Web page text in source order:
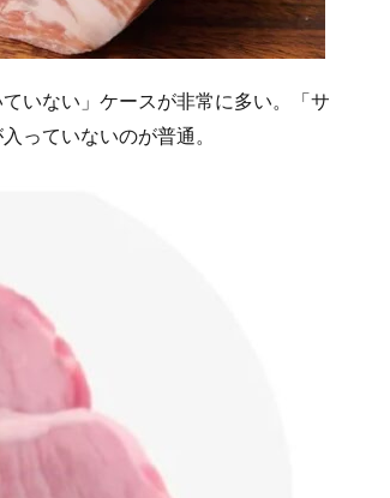
いない」ケースが非常に多い。「サ
っていないのが普通。